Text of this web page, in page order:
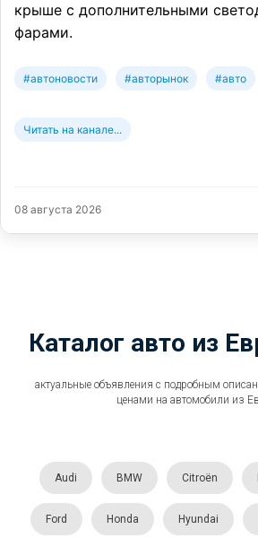
крыше с дополнительными
фарами.
#автоновости #авторынок #авто
Читать на канале...
08 августа 2026
Каталог авто из
актуальные объявления с подробным
ценами на автомобили из
Audi BMW Citroën
Ford Honda Hyundai